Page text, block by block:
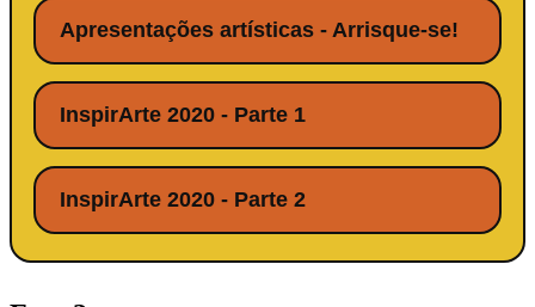
Apresentações artísticas - Arrisque-se!
InspirArte 2020 - Parte 1
InspirArte 2020 - Parte 2